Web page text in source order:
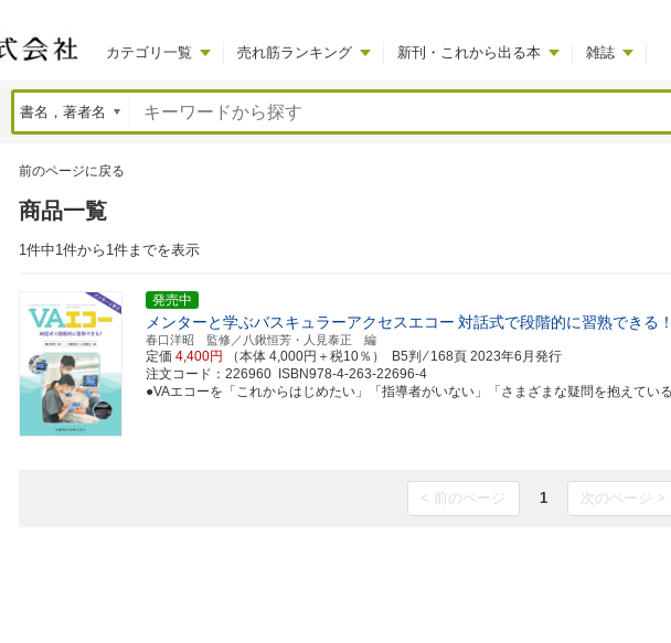
カテゴリ一覧 売れ筋ランキング 新刊・これから出る本 雑誌
前のページに戻る
商品一覧
1件中1件から1件までを表示
発売中
メンターと学ぶバスキュラーアクセスエコー 対話式で段階的に習熟できる！
春口洋昭 監修／八鍬恒芳・人見泰正 編
定価 4,400円 （本体 4,000円＋税10％） B5判 ⁄ 168頁 2023年6月発行
注文コード：226960 ISBN978-4-263-22696-4
●VAエコーを「これからはじめたい」「指導者がいない」「さまざまな疑問を抱えてい
< 前のページ 1 次のページ >